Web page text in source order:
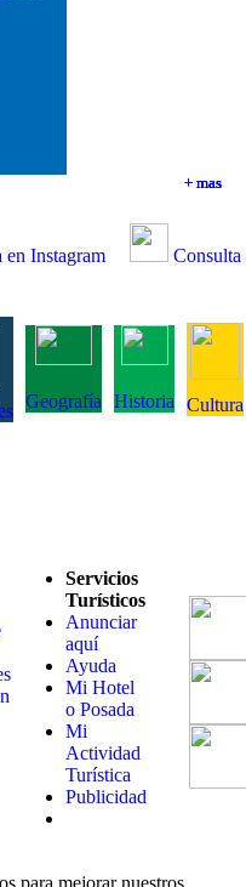
+ mas
+ mas
+ mas
+ mas
en Instagram
Consulta
Geografía Historia Cultura
Servicios
Turísticos
Anunciar
aquí
Ayuda
Mi Hotel
o Posada
Mi
Actividad
Turística
Publicidad
para mejorar nuestros